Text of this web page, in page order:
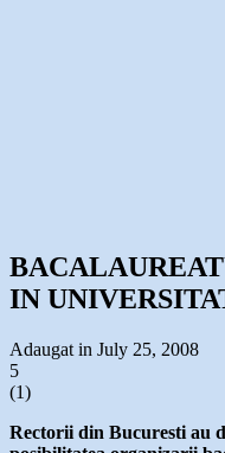
IN
Adaugat in July 25, 2008
5
(1)
Rectorii din Bucuresti au